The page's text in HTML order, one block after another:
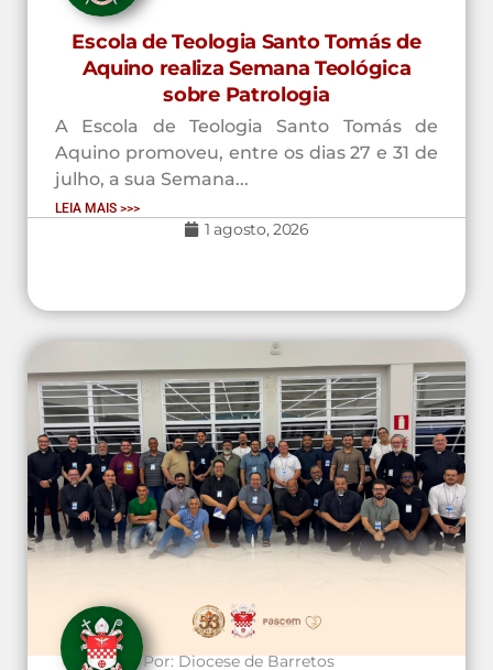
Escola de Teologia Santo Tomás de
Aquino realiza Semana Teológica
sobre Patrologia
A Escola de Teologia Santo Tomás de
Aquino promoveu, entre os dias 27 e 31 de
julho, a sua Semana...
LEIA MAIS >>>
1 agosto, 2026
Por:Diocese de Barretos